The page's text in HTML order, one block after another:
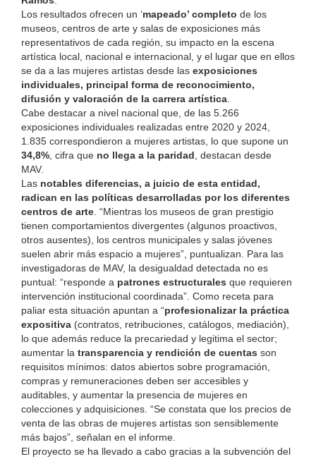
Los resultados ofrecen un ‘mapeado’ completo de los
museos, centros de arte y salas de exposiciones más
representativos de cada región, su impacto en la escena
artística local, nacional e internacional, y el lugar que en ellos
se da a las mujeres artistas desde las exposiciones
individuales, principal forma de reconocimiento,
difusión y valoración de la carrera artística
Cabe destacar a nivel nacional que, de las 5.266
exposiciones individuales realizadas entre 2020 y 2024,
1.835 correspondieron a mujeres artistas, lo que supone un
34,8% , cifra que no llega a la paridad , destacan desde
MAV.
Las notables diferencias, a juicio de esta entidad,
radican en las políticas desarrolladas por los diferentes
centros de arte . “Mientras los museos de gran prestigio
tienen comportamientos divergentes (algunos proactivos,
otros ausentes), los centros municipales y salas jóvenes
suelen abrir más espacio a mujeres”, puntualizan.
Para las
investigadoras de MAV, la desigualdad detectada no es
puntual: “responde a patrones estructurales que requieren
intervención institucional coordinada”. Como receta para
paliar esta situación apuntan a “profesionalizar la práctica
expositiva (contratos, retribuciones, catálogos, mediación),
lo que además reduce la precariedad y legitima el sector;
aumentar la transparencia y rendición de cuentas son
requisitos mínimos: datos abiertos sobre programación,
compras y remuneraciones deben ser accesibles y
auditables, y aumentar la presencia de mujeres en
colecciones y adquisiciones. “Se constata que los precios de
venta de las obras de mujeres artistas son sensiblemente
más bajos”, señalan en el informe.
El proyecto se ha llevado a cabo gracias a la subvención del